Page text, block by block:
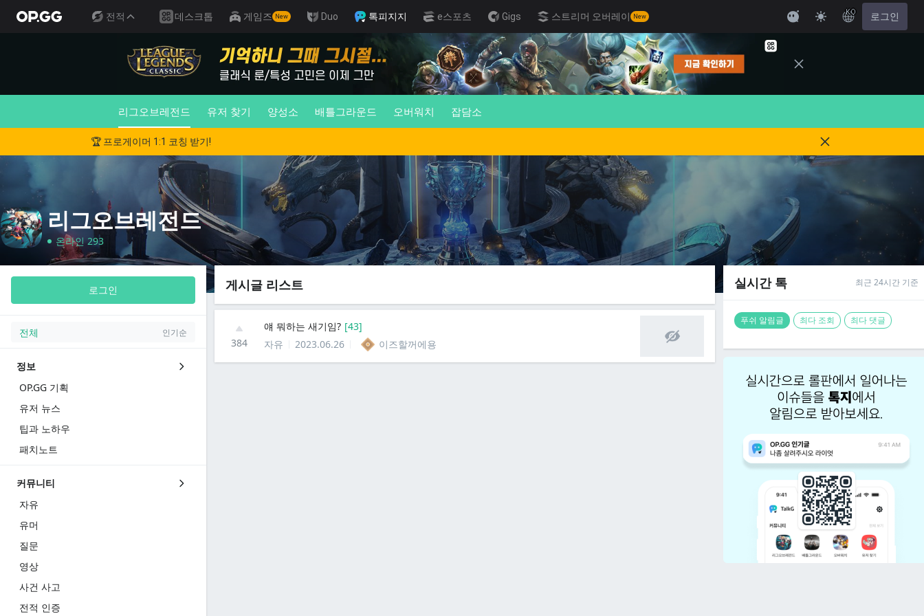
전적 데스크톱 게임즈 New Duo 톡피지지 e스포츠 Gigs 스트리머 오버레이 New
KO 로그인
리그오브레전드 유저 찾기 양성소 배틀그라운드 오버워치 잡담소
🏆 프로게이머 1:1 코칭 받기!
리그오브레전드
온라인 293
로그인
전체 인기순
정보
OP.GG 기획
유저 뉴스
팁과 노하우
패치노트
커뮤니티
자유
유머
질문
영상
사건 사고
전적 인증
게시글 리스트
384
얘 뭐하는 새기임? [43]
자유
2023.06.26 이즈할꺼에용
실시간 톡 최근 24시간 기준
푸쉬 알림글 최다 조회 최다 댓글